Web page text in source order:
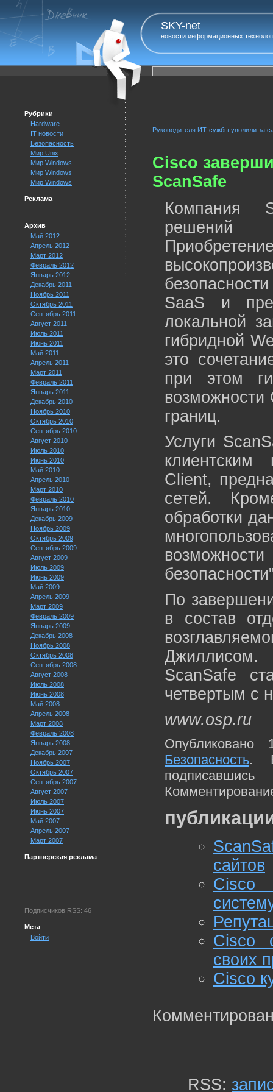
SKY-net
новости информационных
Рубрики
Hardware
IT новости
Безопасность
Мир Unix
Мир Windows
Мир Windows
Мир Windows
Реклама
Архив
Май 2012
Апрель 2012
Март 2012
Февраль 2012
Январь 2012
Декабрь 2011
Ноябрь 2011
Октябрь 2011
Сентябрь 2011
Август 2011
Июль 2011
Июнь 2011
Май 2011
Апрель 2011
Март 2011
Февраль 2011
Январь 2011
Декабрь 2010
Ноябрь 2010
Октябрь 2010
Сентябрь 2010
Август 2010
Июль 2010
Июнь 2010
Май 2010
Апрель 2010
Март 2010
Февраль 2010
Январь 2010
Декабрь 2009
Ноябрь 2009
Октябрь 2009
Сентябрь 2009
Август 2009
Июль 2009
Июнь 2009
Май 2009
Апрель 2009
Март 2009
Февраль 2009
Январь 2009
Декабрь 2008
Ноябрь 2008
Октябрь 2008
Сентябрь 2008
Август 2008
Июль 2008
Июнь 2008
Май 2008
Апрель 2008
Март 2008
Февраль 2008
Январь 2008
Декабрь 2007
Ноябрь 2007
Октябрь 2007
Сентябрь 2007
Август 2007
Июль 2007
Июнь 2007
Май 2007
Апрель 2007
Март 2007
Партнерская реклама
Подписчиков RSS: 46
Мета
Войти
Руководителя ИТ-сужбы уволили за
Cisco
ScanSafe
Компания
решений
SaaS и
локальной
гибридной
это
при этом
возможности
границ.
Услуги
Client,
сетей.
обработки
По
в состав
Джиллисом.
ScanSafe
четвертым с
www.osp.ru
Безопасность.
сайтов
Cisco
Cisco
своих
Cisco
RSS: